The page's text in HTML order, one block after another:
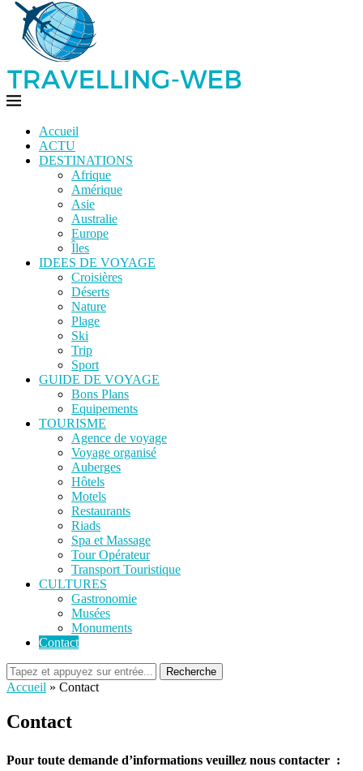
Accueil
ACTU
DESTINATIONS
Afrique
Amérique
Asie
Australie
Europe
Îles
IDEES DE VOYAGE
Croisières
Déserts
Nature
Plage
Ski
Trip
Sport
GUIDE DE VOYAGE
Bons Plans
Equipements
TOURISME
Agence de voyage
Voyage organisé
Auberges
Hôtels
Motels
Restaurants
Riads
Spa et Massage
Tour Opérateur
Transport Touristique
CULTURES
Gastronomie
Musées
Monuments
Contact
Recherche
Accueil » Contact
Contact
Pour toute demande d’informations veuillez nous contacter :